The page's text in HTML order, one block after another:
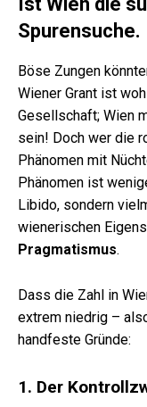
Spurensuche.
Böse Zungen
Wiener Grant ist
Gesellschaft; Wien
sein! Doch wer die
Phänomen mit
Phänomen ist
Libido, sondern
wienerischen
Pragmatismus.
Dass die Zahl in
extrem niedrig –
handfeste Gründe:
1. Der